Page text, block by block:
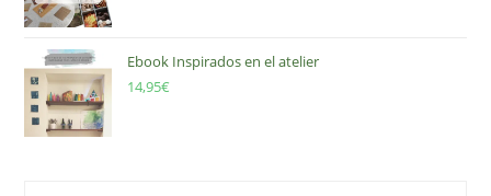
Ebook Inspirados en el atelier
14,95€